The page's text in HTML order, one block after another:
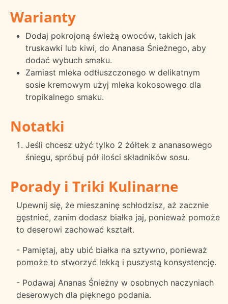
Warianty
Dodaj pokrojoną świeżą owoców, takich jak
truskawki lub kiwi, do Ananasa Śnieżnego, aby
dodać wybuch smaku.
Zamiast mleka odtłuszczonego w delikatnym
sosie kremowym użyj mleka kokosowego dla
tropikalnego smaku.
Notatki
Jeśli chcesz użyć tylko 2 żółtek z ananasowego
śniegu, spróbuj pół ilości składników sosu.
Porady i Triki Kulinarne
Upewnij się, że mieszaninę schłodzisz, aż zacznie
gęstnieć, zanim dodasz białka jaj, ponieważ pomoże
to deserowi zachować kształt.
- Pamiętaj, aby ubić białka na sztywno, ponieważ
pomoże to stworzyć lekką i puszystą konsystencję.
- Podawaj Ananas Śnieżny w osobnych naczyniach
deserowych dla pięknego podania.